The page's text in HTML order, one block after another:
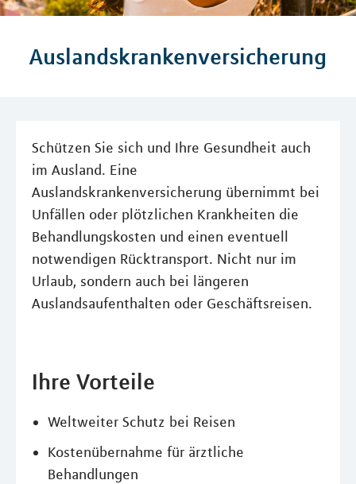
Auslandskrankenversicherung
Schützen Sie sich und Ihre Gesundheit auch
im Ausland. Eine
Auslandskrankenversicherung übernimmt bei
Unfällen oder plötzlichen Krankheiten die
Behandlungskosten und einen eventuell
notwendigen Rücktransport. Nicht nur im
Urlaub, sondern auch bei längeren
Auslandsaufenthalten oder Geschäftsreisen.
Ihre Vorteile
Weltweiter Schutz bei Reisen
Kostenübernahme für ärztliche
Behandlungen